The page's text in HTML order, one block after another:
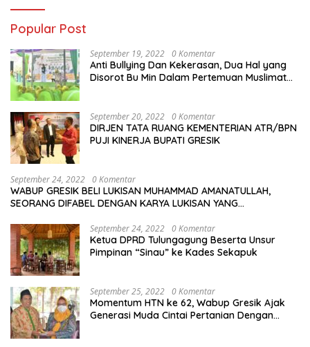
Popular Post
September 19, 2022 0 Komentar
Anti Bullying Dan Kekerasan, Dua Hal yang
Disorot Bu Min Dalam Pertemuan Muslimat
September 20, 2022 0 Komentar
DIRJEN TATA RUANG KEMENTERIAN ATR/BPN
PUJI KINERJA BUPATI GRESIK
September 24, 2022 0 Komentar
WABUP GRESIK BELI LUKISAN MUHAMMAD AMANATULLAH,
SEORANG DIFABEL DENGAN KARYA LUKISAN YANG
September 24, 2022 0 Komentar
Ketua DPRD Tulungagung Beserta Unsur
Pimpinan “Sinau” ke Kades Sekapuk
September 25, 2022 0 Komentar
Momentum HTN ke 62, Wabup Gresik Ajak
Generasi Muda Cintai Pertanian Dengan